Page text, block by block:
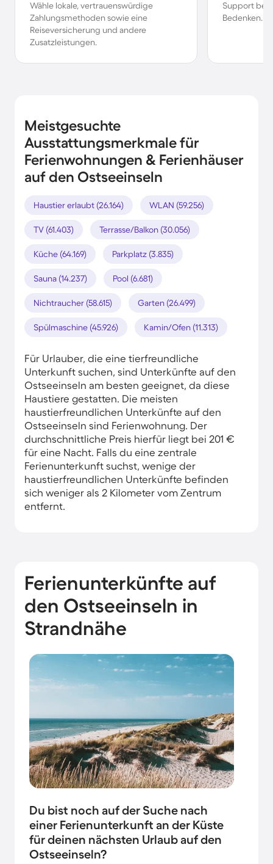
Wähle lokale, vertrauenswürdige
Zahlungsmethoden sowie eine
Reiseversicherung und andere
Zusatzleistungen.
Support bei
Bedenken.
Meistgesuchte
Ausstattungsmerkmale für
Ferienwohnungen & Ferienhäuser
auf den Ostseeinseln
Haustier erlaubt (26.164) WLAN (59.256)
TV (61.403) Terrasse/Balkon (30.056)
Küche (64.169) Parkplatz (3.835)
Sauna (14.237) Pool (6.681)
Nichtraucher (58.615) Garten (26.499)
Spülmaschine (45.926) Kamin/Ofen (11.313)
Für Urlauber, die eine tierfreundliche
Unterkunft suchen, sind Unterkünfte auf den
Ostseeinseln am besten geeignet, da diese
Haustiere gestatten. Die meisten
haustierfreundlichen Unterkünfte auf den
Ostseeinseln sind Ferienwohnung. Der
durchschnittliche Preis hierfür liegt bei 201 €
für eine Nacht. Falls du eine zentrale
Ferienunterkunft suchst, wenige der
haustierfreundlichen Unterkünfte befinden
sich weniger als 2 Kilometer vom Zentrum
entfernt.
Ferienunterkünfte auf
den Ostseeinseln in
Strandnähe
Du bist noch auf der Suche nach
einer Ferienunterkunft an der Küste
für deinen nächsten Urlaub auf den
Ostseeinseln?